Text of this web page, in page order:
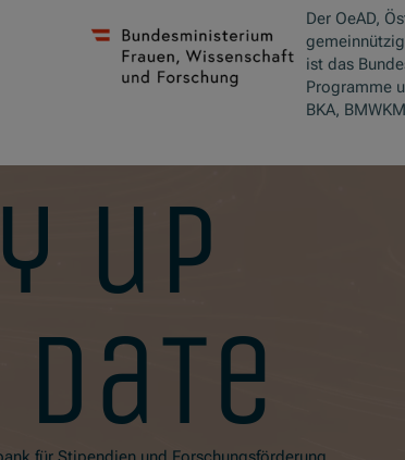
Der OeAD,
ist das
Programme
BKA,
up